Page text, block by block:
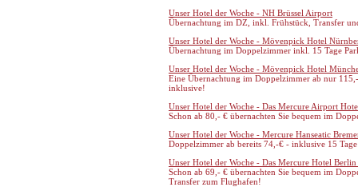
Unser Hotel der Woche - NH Brüssel Airport
Übernachtung im DZ, inkl. Frühstück, Transfer
Unser Hotel der Woche - Mövenpick Hotel
Übernachtung im Doppelzimmer inkl. 15 Tage
Unser Hotel der Woche - Mövenpick Hotel
Eine Übernachtung im Doppelzimmer ab nur
inklusive!
Unser Hotel der Woche - Das Mercure Airport
Schon ab 80,- € übernachten Sie bequem im
Unser Hotel der Woche - Mercure Hanseatic
Doppelzimmer ab bereits 74,-€ - inklusive 15
Unser Hotel der Woche - Das Mercure Hotel
Schon ab 69,- € übernachten Sie bequem im
Transfer zum Flughafen!